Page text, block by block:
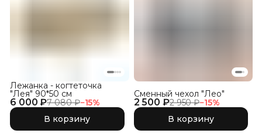
6 000 ₽7 080 ₽−15%
Лежанка - когтеточка
"Лея" 90*50 см
В корзину
2 500 ₽2 950 ₽−15%
Сменный чехол "Лео"
В корзину